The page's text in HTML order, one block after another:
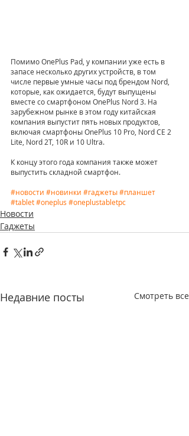
Помимо OnePlus Pad, у компании уже есть в
запасе несколько других устройств, в том
числе первые умные часы под брендом Nord,
которые, как ожидается, будут выпущены
вместе со смартфоном OnePlus Nord 3. На
зарубежном рынке в этом году китайская
компания выпустит пять новых продуктов,
включая смартфоны OnePlus 10 Pro, Nord CE 2
Lite, Nord 2T, 10R и 10 Ultra.
К концу этого года компания также может
выпустить складной смартфон.
#новости #новинки #гаджеты#планшет
#tablet#oneplus #oneplustabletpc
Новости
Гаджеты
Недавние посты Смотреть все